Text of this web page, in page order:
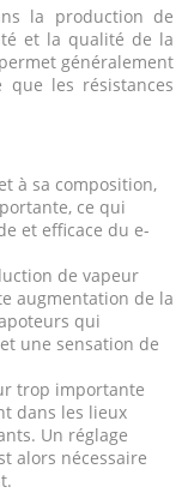
la production de
et la qualité de la
généralement
les résistances
à sa composition,
ce qui
et efficace du e-
de vapeur
augmentation de la
qui
une sensation de
trop importante
dans les lieux
Un réglage
alors nécessaire